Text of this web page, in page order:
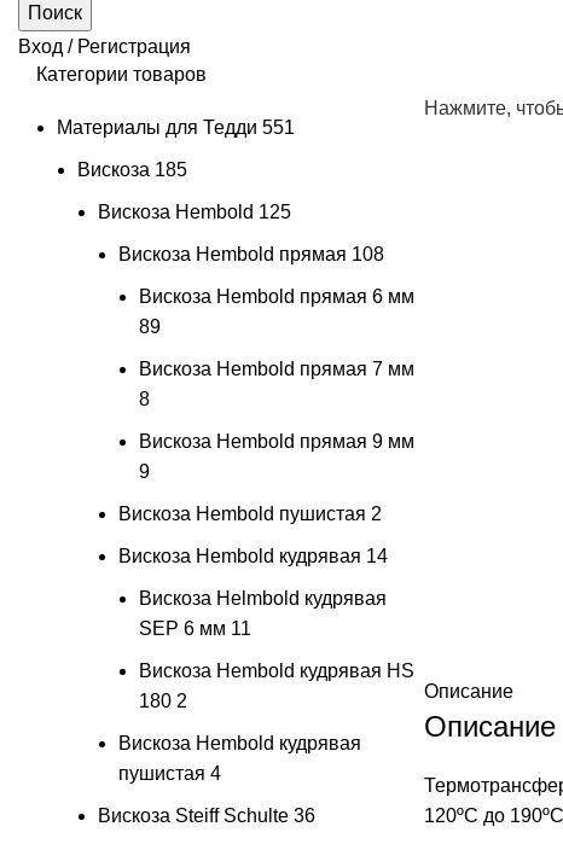
Поиск
Вход / Регистрация
Нажмите,
Описание
Описание
120ºС до
Категории товаров
Материалы для Тедди 551
Вискоза 185
Вискоза Hembold 125
Вискоза Hembold прямая 108
Вискоза Hembold прямая 6 мм
89
Вискоза Hembold прямая 7 мм
8
Вискоза Hembold прямая 9 мм
9
Вискоза Hembold пушистая 2
Вискоза Hembold кудрявая 14
Вискоза Helmbold кудрявая
SEP 6 мм 11
Вискоза Hembold кудрявая HS
180 2
Вискоза Hembold кудрявая
пушистая 4
Вискоза Steiff Schulte 36